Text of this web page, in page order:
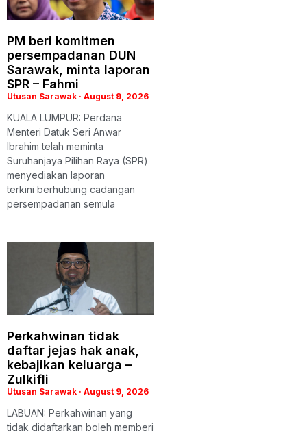
PM beri komitmen
persempadanan DUN
Sarawak, minta laporan
SPR – Fahmi
Utusan Sarawak August 9, 2026
KUALA LUMPUR: Perdana
Menteri Datuk Seri Anwar
Ibrahim telah meminta
Suruhanjaya Pilihan Raya (SPR)
menyediakan laporan
terkini berhubung cadangan
persempadanan semula
Perkahwinan tidak
daftar jejas hak anak,
kebajikan keluarga –
Zulkifli
Utusan Sarawak August 9, 2026
LABUAN: Perkahwinan yang
tidak didaftarkan boleh memberi